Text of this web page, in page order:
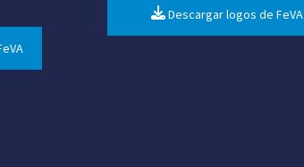
Descargar logos de FeVA